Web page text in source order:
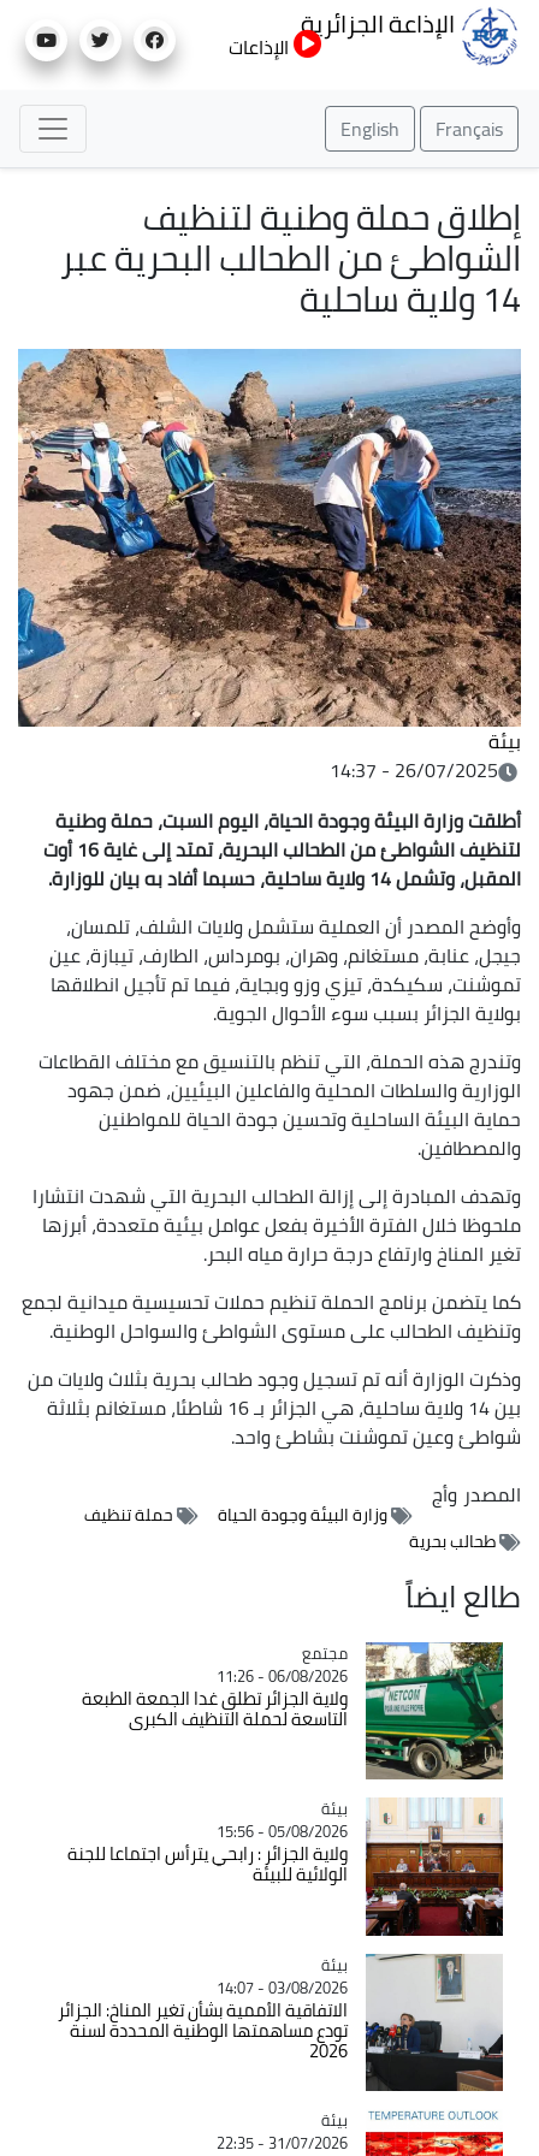
إلى
الإذاعة الجزائرية
الإذاعات
Français
English
إطلاق حملة وطنية لتنظيف
الشواطئ من الطحالب البحرية عبر
14 ولاية ساحلية
بيئة
26/07/2025 - 14:37
أطلقت وزارة البيئة وجودة الحياة، اليوم السبت، حملة وطنية
لتنظيف الشواطئ من الطحالب البحرية، تمتد إلى غاية 16 أوت
المقبل، وتشمل 14 ولاية ساحلية، حسبما أفاد به بيان للوزارة.
وأوضح المصدر أن العملية ستشمل ولايات الشلف، تلمسان،
جيجل، عنابة، مستغانم، وهران، بومرداس، الطارف، تيبازة، عين
تموشنت، سكيكدة، تيزي وزو وبجاية، فيما تم تأجيل انطلاقها
بولاية الجزائر بسبب سوء الأحوال الجوية.
وتندرج هذه الحملة، التي تنظم بالتنسيق مع مختلف القطاعات
الوزارية والسلطات المحلية والفاعلين البيئيين، ضمن جهود
حماية البيئة الساحلية وتحسين جودة الحياة للمواطنين
والمصطافين.
وتهدف المبادرة إلى إزالة الطحالب البحرية التي شهدت انتشارا
ملحوظا خلال الفترة الأخيرة بفعل عوامل بيئية متعددة، أبرزها
تغير المناخ وارتفاع درجة حرارة مياه البحر.
كما يتضمن برنامج الحملة تنظيم حملات تحسيسية ميدانية لجمع
وتنظيف الطحالب على مستوى الشواطئ والسواحل الوطنية.
وذكرت الوزارة أنه تم تسجيل وجود طحالب بحرية بثلاث ولايات من
بين 14 ولاية ساحلية، هي الجزائر بـ 16 شاطئا، مستغانم بثلاثة
شواطئ وعين تموشنت بشاطئ واحد.
المصدروأج
وزارة البيئة وجودة الحياة
حملة تنظيف
طحالب بحرية
طالع ايضاً
Catégorie
مجتمع
06/08/2026 - 11:26
ولاية الجزائر تطلق غدا الجمعة الطبعة
التاسعة لحملة التنظيف الكبرى
Catégorie
بيئة
05/08/2026 - 15:56
ولاية الجزائر : رابحي يترأس اجتماعا للجنة
الولائية للبيئة
Catégorie
بيئة
03/08/2026 - 14:07
الاتفاقية الأممية بشأن تغير المناخ: الجزائر
تودع مساهمتها الوطنية المحددة لسنة
2026
Catégorie
بيئة
31/07/2026 - 22:35